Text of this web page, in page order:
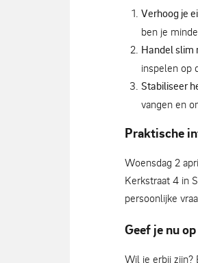
Verhoog je
ben je
Handel slim
inspelen op
Stabiliseer
vangen en
Praktische
Woensdag 2
Kerkstraat 4 in
persoonlijke
Geef je nu op
Wil je erbij zijn?